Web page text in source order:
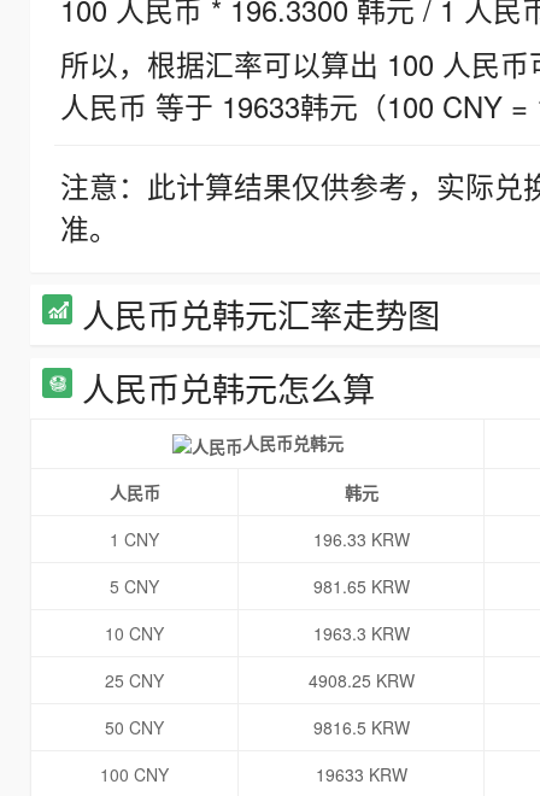
100 人民币 * 196.3300 韩元 / 1 人民
所以，根据汇率可以算出 100 人民
人民币 等于 19633韩元（100 CNY =
注意：此计算结果仅供参考，实际
准。
人民币兑韩元汇率走势图
人民币兑韩元怎么算
人民币兑韩元
人民币
韩元
1 CNY
196.33 KRW
5 CNY
981.65 KRW
10 CNY
1963.3 KRW
25 CNY
4908.25 KRW
50 CNY
9816.5 KRW
100 CNY
19633 KRW